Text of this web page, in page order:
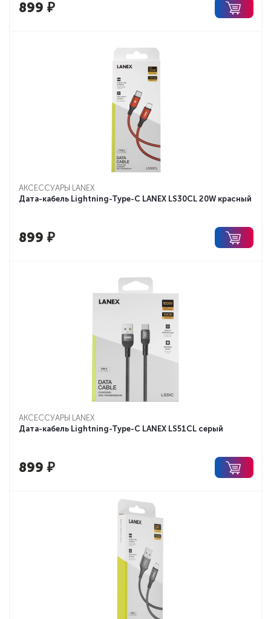
899 ₽
АКСЕССУАРЫ LANEX
Дата-кабель Lightning-Type-C LANEX LS30CL 20W красный
899 ₽
АКСЕССУАРЫ LANEX
Дата-кабель Lightning-Type-C LANEX LS51CL серый
899 ₽